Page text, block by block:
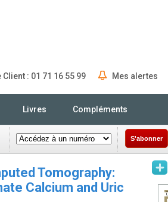
: 01 71 16 55 99 Mes alertes
Livres Compléments
S'abonner
Tomography:
Calcium and Uric